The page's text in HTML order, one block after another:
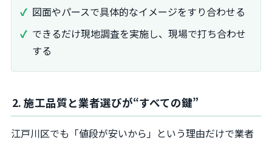
図面やパースで具体的なイメージをすり合わせる
できるだけ現地調査を実施し、現場で打ち合わせ
する
2. 施工品質と業者選びが“すべての鍵”
江戸川区でも「値段が安いから」という理由だけで業者